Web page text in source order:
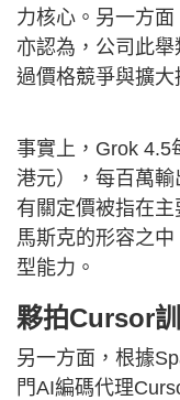
力核心。另一方
亦認為，公司此
過價格競爭與擴大
事實上，Grok 4.5
港元），每百萬輸
有關定價被指在
馬斯克的形容之
型能力。
夥拍Cursor
另一方面，根據
門AI編碼代理